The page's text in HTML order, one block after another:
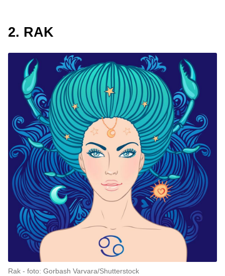
2. RAK
Rak foto: Gorbash Varvara/Shutterstock